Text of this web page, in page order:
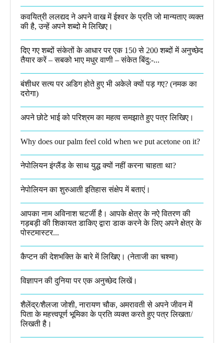
कवयित्री ललद्यद ने अपने वाख में ईश्वर के प्रति जो मान्यताए व्यक्त
की है, उन्हें अपने शब्दो मे लिखिए।
दिए गए शब्दों संकेतों के आधार पर एक 150 से 200 शब्दों में अनुच्छेद
तैयार करें – सबको भाए मधुर वाणी – संकेत बिंदु:-...
बंशीधर सत्य पर अडिग होते हुए भी अकेले क्यों पड़ गए? (नमक का
दरोगा)
अपने छोटे भाई को परिश्रम का महत्व समझाते हुए पत्र लिखिए।
Why does our palm feel cold when we put acetone on it?
नेपोलियन इंग्लैंड के साथ युद्ध क्यों नहीं करना चाहता था​?
नेपोलियन का शुरुआती इतिहास संक्षेप में बताएं।
आपका नाम अविनाश चटर्जी है। आपके क्षेत्र के नऐ वितरण की
गड़बड़ी की शिकायत डाकिए द्वारा डाक करने के लिए अपने क्षेत्र के
पोस्टमास्टर...
कैप्टन की देशभक्ति के बारे में लिखिए।​ (नेताजी का चश्मा)
विज्ञापन की दुनिया पर एक अनुच्छेद लिखें।
शैलेंद्र/शैलजा जोशी, नारायण चौक, अमरावती से अपने जीवन में
पिता के महत्त्वपूर्ण भूमिका के प्रति व्यक्त करते हुए पत्र लिखता/
लिखती है।​